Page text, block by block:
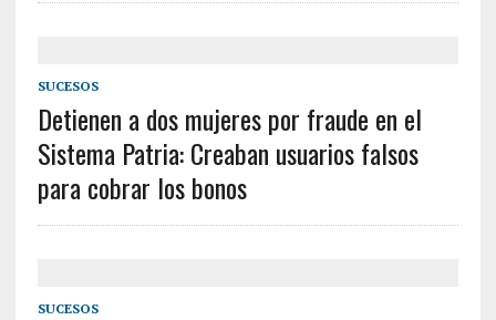
SUCESOS
Detienen a dos mujeres por fraude en el
Sistema Patria: Creaban usuarios falsos
para cobrar los bonos
SUCESOS